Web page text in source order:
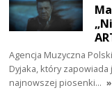
Agencja Muzyczna
Dyjaka, który zapowiada
najnowszej piosenki…